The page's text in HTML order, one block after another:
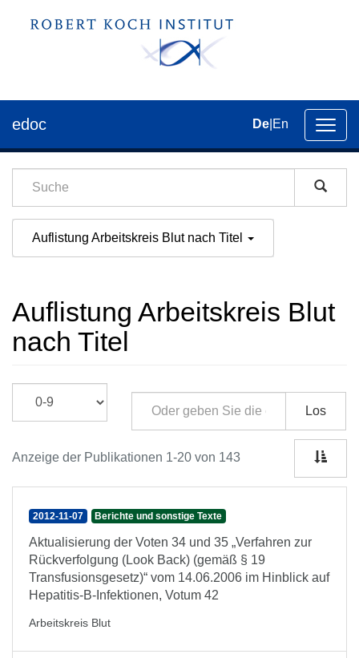
der
edoc De En
Auflistung Arbeitskreis Blut nach Titel
Auflistung Arbeitskreis Blut
nach Titel
Los
Anzeige der Publikationen 1-20 von 143
2012-11-07 Berichte und sonstige Texte
Aktualisierung der Voten 34 und 35 „Verfahren zur
Rückverfolgung (Look Back) (gemäß § 19
Transfusionsgesetz)“ vom 14.06.2006 im Hinblick auf
Hepatitis-B-Infektionen, Votum 42
Arbeitskreis Blut